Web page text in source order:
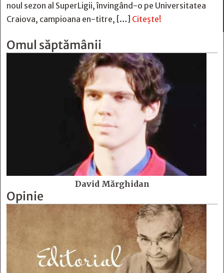
noul sezon al SuperLigii, învingând-o pe Universitatea
Craiova, campioana en-titre, […] Citește!
Omul săptămânii
David Mărghidan
Opinie